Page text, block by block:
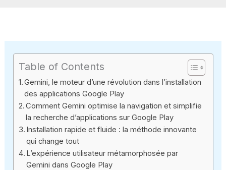
Table of Contents
Gemini, le moteur d’une révolution dans l’installation
des applications Google Play
Comment Gemini optimise la navigation et simplifie
la recherche d’applications sur Google Play
Installation rapide et fluide : la méthode innovante
qui change tout
L’expérience utilisateur métamorphosée par
Gemini dans Google Play